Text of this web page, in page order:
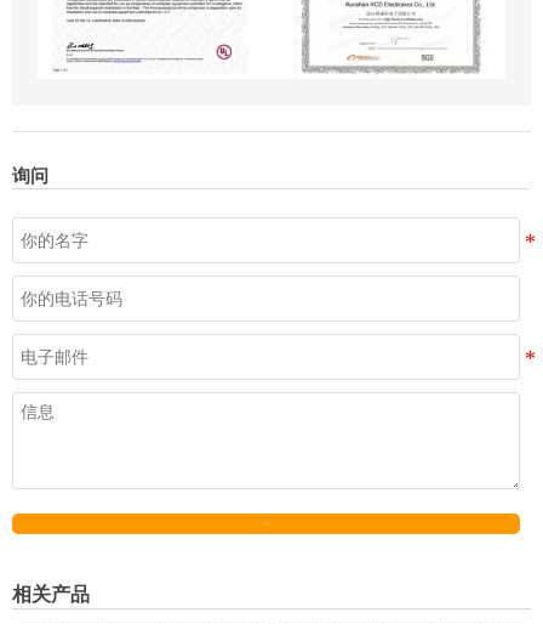
询问
相关产品